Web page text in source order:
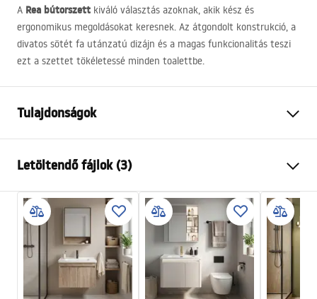
A Rea bútorszett kiváló választás azoknak, akik kész és
ergonomikus megoldásokat keresnek. Az átgondolt konstrukció, a
divatos sötét fa utánzatú dizájn és a magas funkcionalitás teszi
ezt a szettet tökéletessé minden toalettbe.
Tulajdonságok
Felszerelés
Anyag
Kerámia, Műanyag, Rétegelt
lemez
Szélesség
mm
Letöltendő fájlok (3)
Összeszerelési útmutató
Bathroom_sets_manual.pdf
Garanciális feltételek
Warranty_Terms_and_Conditions_-_Furniture_-